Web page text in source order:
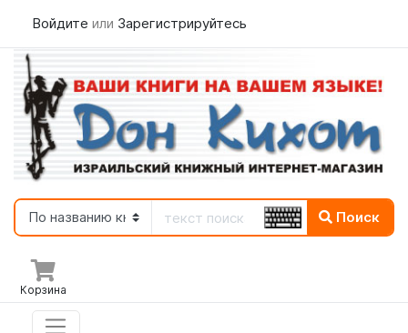
Войдите или Зарегистрируйтесь
Поиск
Корзина